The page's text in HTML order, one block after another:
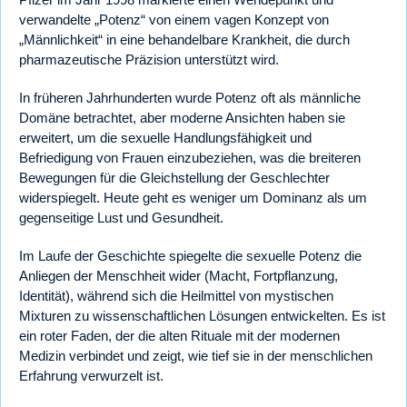
verwandelte „Potenz“ von einem vagen Konzept von
„Männlichkeit“ in eine behandelbare Krankheit, die durch
pharmazeutische Präzision unterstützt wird.
In früheren Jahrhunderten wurde Potenz oft als männliche
Domäne betrachtet, aber moderne Ansichten haben sie
erweitert, um die sexuelle Handlungsfähigkeit und
Befriedigung von Frauen einzubeziehen, was die breiteren
Bewegungen für die Gleichstellung der Geschlechter
widerspiegelt. Heute geht es weniger um Dominanz als um
gegenseitige Lust und Gesundheit.
Im Laufe der Geschichte spiegelte die sexuelle Potenz die
Anliegen der Menschheit wider (Macht, Fortpflanzung,
Identität), während sich die Heilmittel von mystischen
Mixturen zu wissenschaftlichen Lösungen entwickelten. Es ist
ein roter Faden, der die alten Rituale mit der modernen
Medizin verbindet und zeigt, wie tief sie in der menschlichen
Erfahrung verwurzelt ist.